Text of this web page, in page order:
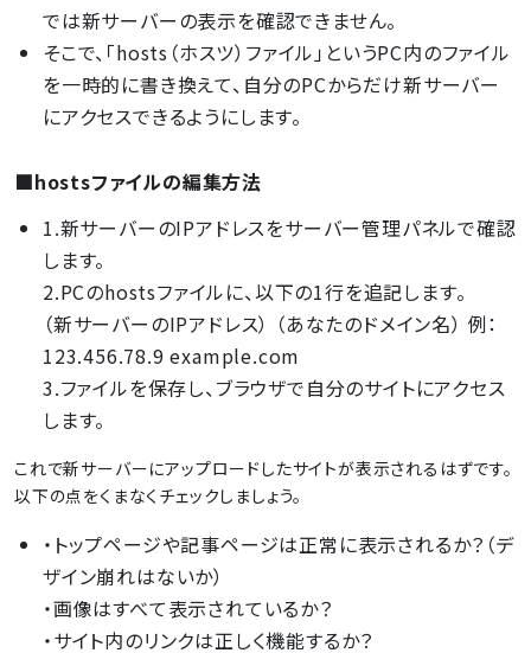
では新サーバーの表示を確認できません。
そこで、「hosts（ホスツ）ファイル」というPC内のファイル
を一時的に書き換えて、自分のPCからだけ新サーバー
にアクセスできるようにします。
■hostsファイルの編集方法
1.新サーバーのIPアドレスをサーバー管理パネルで確認
します。
2.PCのhostsファイルに、以下の1行を追記します。
（新サーバーのIPアドレス） （あなたのドメイン名） 例：
123.456.78.9 example.com
3.ファイルを保存し、ブラウザで自分のサイトにアクセス
します。
これで新サーバーにアップロードしたサイトが表示されるはずです。
以下の点をくまなくチェックしましょう。
・トップページや記事ページは正常に表示されるか？（デ
ザイン崩れはないか）
・画像はすべて表示されているか？
・サイト内のリンクは正しく機能するか？